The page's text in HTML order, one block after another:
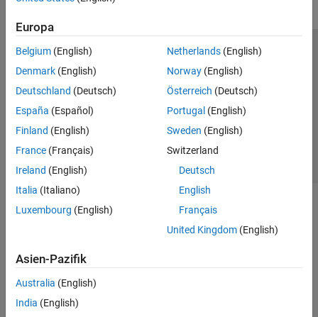
Europa
Belgium (English)
Denmark (English)
Deutschland (Deutsch)
España (Español)
Finland (English)
France (Français)
Ireland (English)
Italia (Italiano)
Luxembourg (English)
Netherlands(English)
Norway(English)
Österreich (Deutsch)
Portugal (English)
Sweden (English)
Switzerland
Deutsch
English
Français
United Kingdom(English)
Asien-Pazifik
Australia (English)
India (English)
Trust Center
Datenschutz-Richtlinien
Datendiebstahl verhindern
Status von Anwendungen
© 1994-2026 The MathWorks, Inc.
Website auswählen
Deutschland